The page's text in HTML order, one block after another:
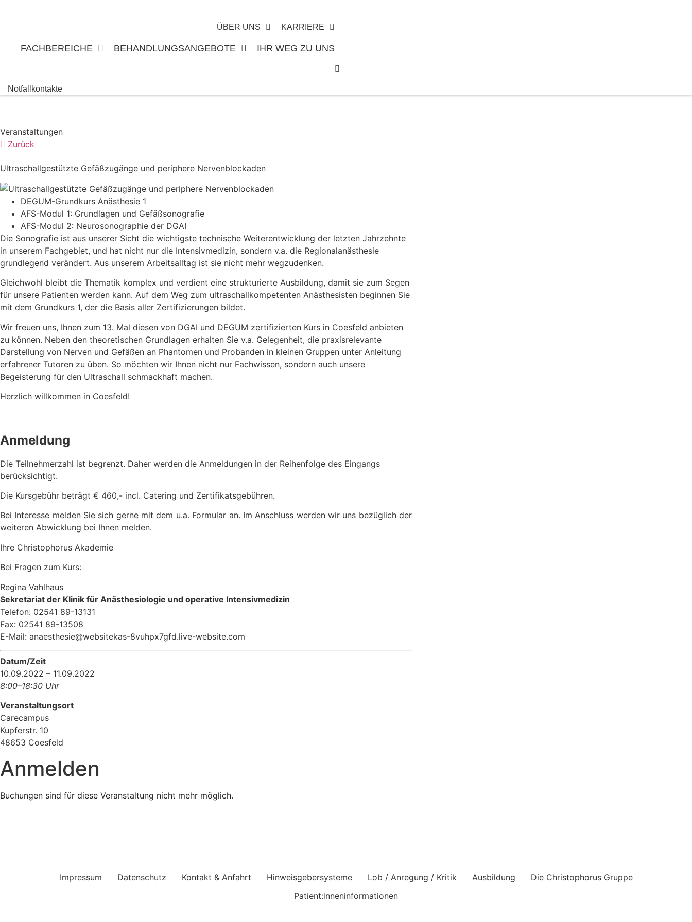
ÜBER UNS KARRIERE
FACHBEREICHE BEHANDLUNGSANGEBOTE IHR WEG ZU UNS
Notfallkontakte
Veranstaltungen
Zurück
Ultraschallgestützte Gefäßzugänge und periphere Nervenblockaden
DEGUM-Grundkurs Anästhesie 1
AFS-Modul 1: Grundlagen und Gefäßsonografie
AFS-Modul 2: Neurosonographie der DGAI
Die Sonografie ist aus unserer Sicht die wichtigste technische Weiterentwicklung der letzten Jahrzehnte
in unserem Fachgebiet, und hat nicht nur die Intensivmedizin, sondern v.a. die Regionalanästhesie
grundlegend verändert. Aus unserem Arbeitsalltag ist sie nicht mehr wegzudenken.
Gleichwohl bleibt die Thematik komplex und verdient eine strukturierte Ausbildung, damit sie zum Segen
für unsere Patienten werden kann. Auf dem Weg zum ultraschallkompetenten Anästhesisten beginnen Sie
mit dem Grundkurs 1, der die Basis aller Zertifizierungen bildet.
Wir freuen uns, Ihnen zum 13. Mal diesen von DGAI und DEGUM zertifizierten Kurs in Coesfeld anbieten
zu können. Neben den theoretischen Grundlagen erhalten Sie v.a. Gelegenheit, die praxisrelevante
Darstellung von Nerven und Gefäßen an Phantomen und Probanden in kleinen Gruppen unter Anleitung
erfahrener Tutoren zu üben. So möchten wir Ihnen nicht nur Fachwissen, sondern auch unsere
Begeisterung für den Ultraschall schmackhaft machen.
Herzlich willkommen in Coesfeld!
Anmeldung
Die Teilnehmerzahl ist begrenzt. Daher werden die Anmeldungen in der Reihenfolge des Eingangs
berücksichtigt.
Die Kursgebühr beträgt € 460,- incl. Catering und Zertifikatsgebühren.
Bei Interesse melden Sie sich gerne mit dem u.a. Formular an. Im Anschluss werden wir uns bezüglich der
weiteren Abwicklung bei Ihnen melden.
Ihre Christophorus Akademie
Bei Fragen zum Kurs:
Regina Vahlhaus
Sekretariat der Klinik für Anästhesiologie und operative Intensivmedizin
Telefon: 02541 89-13131
Fax: 02541 89-13508
E-Mail: anaesthesie@websitekas-8vuhpx7gfd.live-website.com
Datum/Zeit
10.09.2022 – 11.09.2022
8:00–18:30 Uhr
Veranstaltungsort
Carecampus
Kupferstr. 10
48653 Coesfeld
Anmelden
Buchungen sind für diese Veranstaltung nicht mehr möglich.
Impressum Datenschutz Kontakt & Anfahrt Hinweisgebersysteme Lob / Anregung / Kritik Ausbildung
Die Christophorus Gruppe
Patient:inneninformationen